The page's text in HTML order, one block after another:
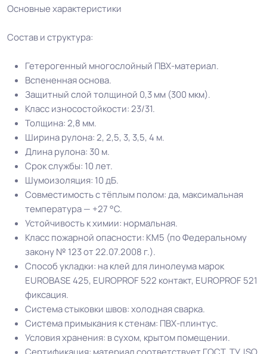
Длина рулон. 30 м
Шумоизоляция 10 Дб
Форма поставки и мин.
партии
Рулон
Полы с подогревом
(max +27C)
Разрешено
Система стыковки
швов
Холодная сварка
Система примыкания к
стенам
Плинтус ПВХ
Способ укладки
На клей для линолеума марок:
EUROBASE 425 / EUROPROF 522
Основные характеристики
Состав и структура:
Гетерогенный многослойный ПВХ-материал.
Вспененная основа.
Защитный слой толщиной 0,3 мм (300 мкм).
Класс износостойкости: 23/31.
Толщина: 2,8 мм.
Ширина рулона: 2, 2,5, 3, 3,5, 4 м.
Длина рулона: 30 м.
Срок службы: 10 лет.
Шумоизоляция: 10 дБ.
Совместимость с тёплым полом: да, максимальная
температура — +27 °C.
Устойчивость к химии: нормальная.
Класс пожарной опасности: КМ5 (по Федеральному
закону № 123 от 22.07.2008 г.).
Способ укладки: на клей для линолеума марок
EUROBASE 425, EUROPROF 522 контакт, EUROPROF 521
фиксация.
Система стыковки швов: холодная сварка.
Система примыкания к стенам: ПВХ-плинтус.
Условия хранения: в сухом, крытом помещении.